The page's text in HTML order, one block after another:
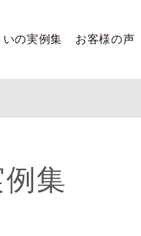
いの実例集 お客様の声
集